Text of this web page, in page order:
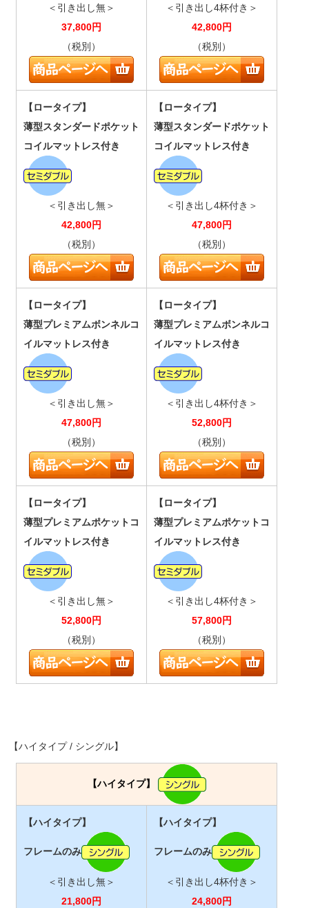
＜引き出し無＞
37,800円
（税別）
＜引き出し4杯付き＞
42,800円
（税別）
【ロータイプ】
薄型スタンダードポケット
コイルマットレス付き
＜引き出し無＞
42,800円
（税別）
【ロータイプ】
薄型スタンダードポケット
コイルマットレス付き
＜引き出し4杯付き＞
47,800円
（税別）
【ロータイプ】
薄型プレミアムボンネルコ
イルマットレス付き
＜引き出し無＞
47,800円
（税別）
【ロータイプ】
薄型プレミアムボンネルコ
イルマットレス付き
＜引き出し4杯付き＞
52,800円
（税別）
【ロータイプ】
薄型プレミアムポケットコ
イルマットレス付き
＜引き出し無＞
52,800円
（税別）
【ロータイプ】
薄型プレミアムポケットコ
イルマットレス付き
＜引き出し4杯付き＞
57,800円
（税別）
【ハイタイプ / シングル】
【ハイタイプ】
【ハイタイプ】
フレームのみ
＜引き出し無＞
21,800円
【ハイタイプ】
フレームのみ
＜引き出し4杯付き＞
24,800円